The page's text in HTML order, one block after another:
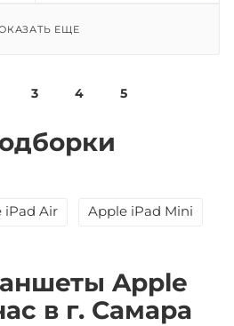
ЕЩЕ
3 4 5
iPad Air Apple iPad Mini
Apple
в г. Самара